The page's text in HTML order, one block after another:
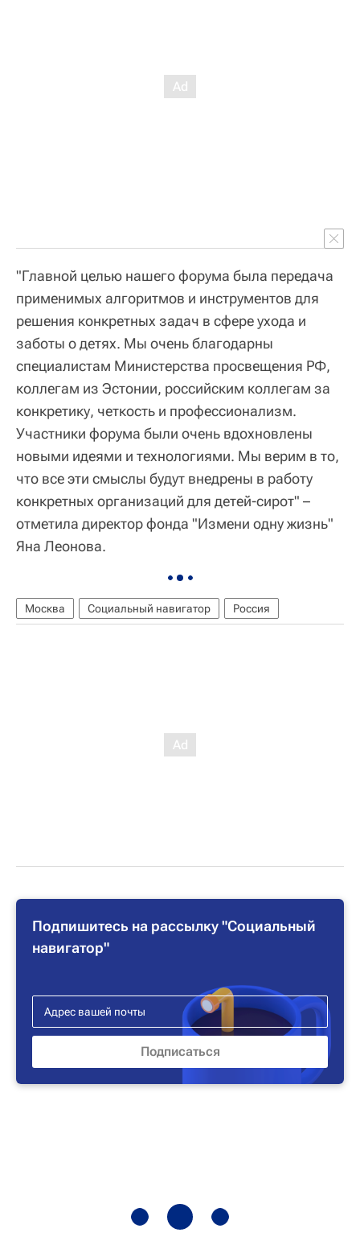
"Главной целью нашего форума была передача
применимых алгоритмов и инструментов для
решения конкретных задач в сфере ухода и
заботы о детях. Мы очень благодарны
специалистам Министерства просвещения РФ,
коллегам из Эстонии, российским коллегам за
конкретику, четкость и профессионализм.
Участники форума были очень вдохновлены
новыми идеями и технологиями. Мы верим в то,
что все эти смыслы будут внедрены в работу
конкретных организаций для детей-сирот" –
отметила директор фонда "Измени одну жизнь"
Яна Леонова.
Москва Социальный навигатор Россия
Подпишитесь на рассылку "Социальный
навигатор"